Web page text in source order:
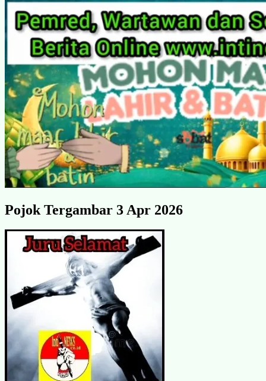
Pojok Tergambar 3 Apr 2026